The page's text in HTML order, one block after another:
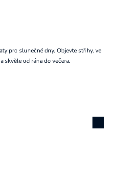
pro slunečné dny. Objevte střihy, ve
skvěle od rána do večera.